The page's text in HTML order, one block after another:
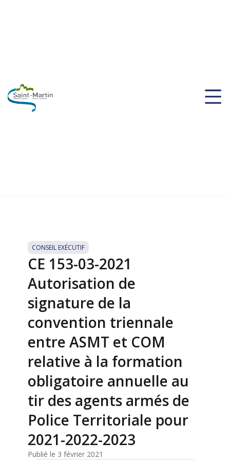
CONSEIL EXÉCUTIF
CE 153-03-2021
Autorisation de
signature de la
convention triennale
entre ASMT et COM
relative à la formation
obligatoire annuelle au
tir des agents armés de
Police Territoriale pour
2021-2022-2023
Publié le 3 février 2021